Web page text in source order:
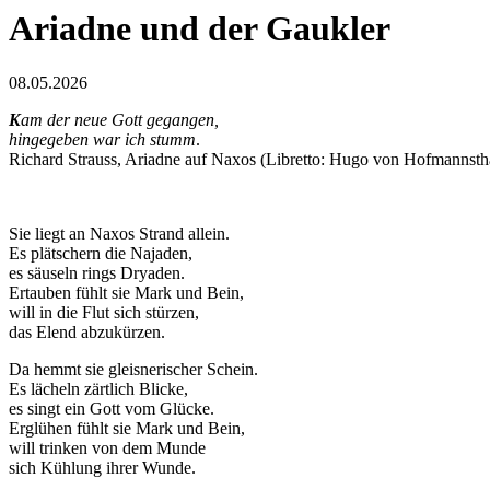
Ariadne und der Gaukler
08.05.2026
Kam der neue Gott gegangen,
hingegeben war ich stumm.
Richard Strauss, Ariadne auf Naxos (Libretto: Hugo von
Sie liegt an Naxos Strand allein.
Es plätschern die Najaden,
es säuseln rings Dryaden.
Ertauben fühlt sie Mark und Bein,
will in die Flut sich stürzen,
das Elend abzukürzen.
Da hemmt sie gleisnerischer Schein.
Es lächeln zärtlich Blicke,
es singt ein Gott vom Glücke.
Erglühen fühlt sie Mark und Bein,
will trinken von dem Munde
sich Kühlung ihrer Wunde.